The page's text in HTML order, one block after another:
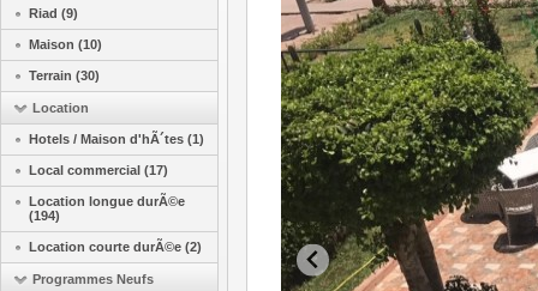
Riad (9)
Maison (10)
Terrain (30)
Location
Hotels / Maison d'hÃ´tes (1)
Local commercial (17)
Location longue durÃ©e
(194)
Location courte durÃ©e (2)
Programmes Neufs